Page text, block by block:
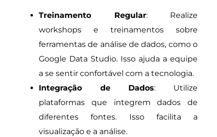
Treinamento Regular: Realize
workshops e treinamentos sobre
ferramentas de análise de dados, como o
Google Data Studio. Isso ajuda a equipe
a se sentir confortável com a tecnologia.
Integração de Dados: Utilize
plataformas que integrem dados de
diferentes fontes. Isso facilita a
visualização e a análise.